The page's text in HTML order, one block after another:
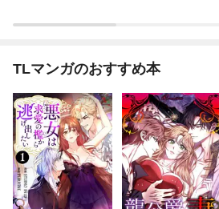
TLマンガのおすすめ本